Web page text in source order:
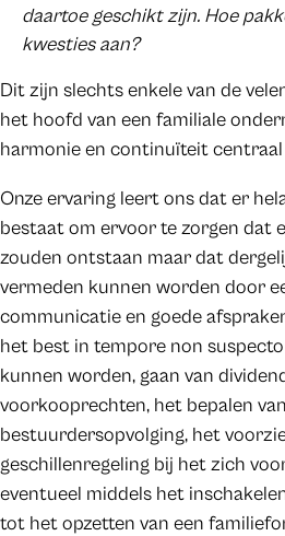
daartoe geschikt zijn. Hoe
kwesties aan?
Dit zijn slechts enkele van de
het hoofd van een familiale
harmonie en continuïteit centraal
Onze ervaring leert ons dat er
bestaat om ervoor te zorgen dat
zouden ontstaan maar dat
vermeden kunnen worden door
communicatie en goede
het best in tempore non
kunnen worden, gaan van
voorkooprechten, het bepalen
bestuurdersopvolging, het
geschillenregeling bij het zich
eventueel middels het
tot het opzetten van een